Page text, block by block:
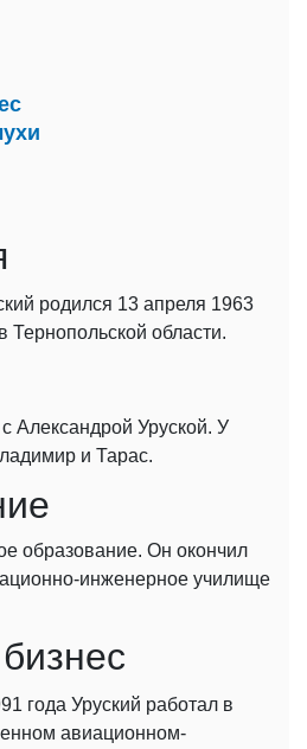
родился 13 апреля 1963
Тернопольской области.
Александрой Уруской. У
и Тарас.
образование. Он окончил
инженерное училище
года Уруский работал в
авиационном-